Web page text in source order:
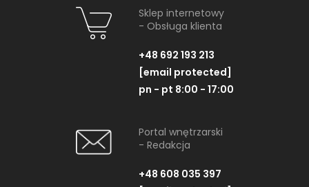
Sklep internetowy
- Obsługa klienta
+48 692 193 213
[email protected]
pn - pt 8:00 - 17:00
Portal wnętrzarski
- Redakcja
+48 608 035 397